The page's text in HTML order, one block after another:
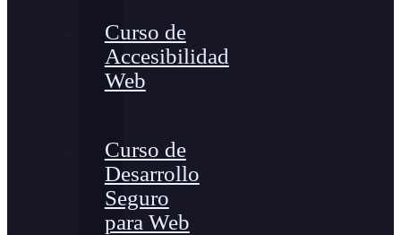
Curso de
Accesibilidad
Web
Curso de
Desarrollo
Seguro
para Web